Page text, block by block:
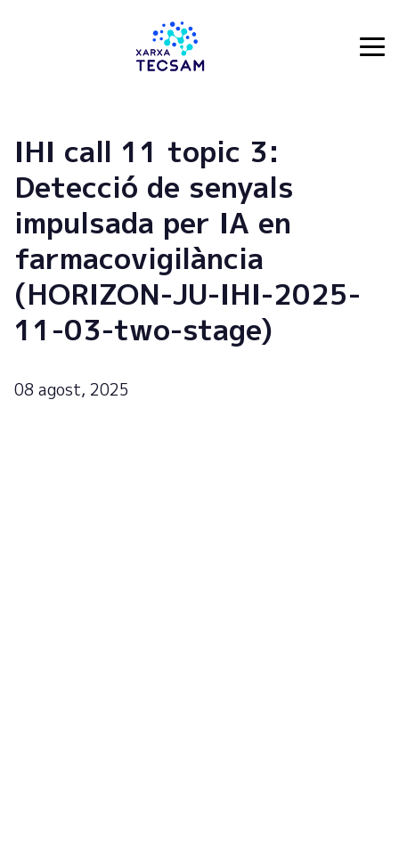
IHI call 11 topic 3:
Detecció de senyals
impulsada per IA en
farmacovigilància
(HORIZON-JU-IHI-2025-
11-03-two-stage)
08 agost, 2025